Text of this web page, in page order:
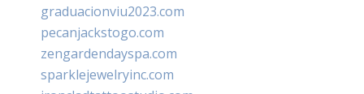
graduacionviu2023.com
pecanjackstogo.com
zengardendayspa.com
sparklejewelryinc.com